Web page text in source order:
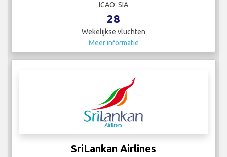
ICAO: SIA
28
Wekelijkse vluchten
Meer informatie
SriLankan Airlines